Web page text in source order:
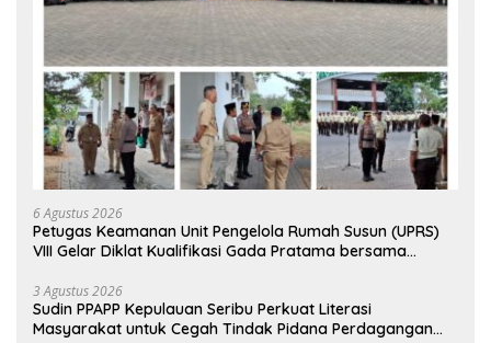
6 Agustus 2026
Petugas Keamanan Unit Pengelola Rumah Susun (UPRS)
VIII Gelar Diklat Kualifikasi Gada Pratama bersama
Polda Metro Jaya*
3 Agustus 2026
Sudin PPAPP Kepulauan Seribu Perkuat Literasi
Masyarakat untuk Cegah Tindak Pidana Perdagangan